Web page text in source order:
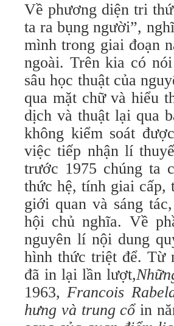
Về phương diện tri
ta ra bụng người”,
mình trong giai đoạn
ngoài. Trên kia có
sâu học thuật của
qua mặt chữ và hiểu
dịch và thuật lại qua
không kiểm soát
việc tiếp nhận lí
trước 1975 chúng ta
thức hệ, tính giai cấp,
giới quan và sáng
hội chủ nghĩa. Về
nguyên lí nội dung
hình thức triệt để. Từ
đã in lại lần lượt,
1963,Francois
hưng và trung cổin